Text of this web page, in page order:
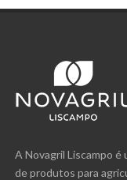
A Novagril Liscampo é
de produtos para